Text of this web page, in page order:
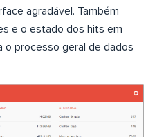
agradável. Também
e o estado dos hits em
o processo geral de dados